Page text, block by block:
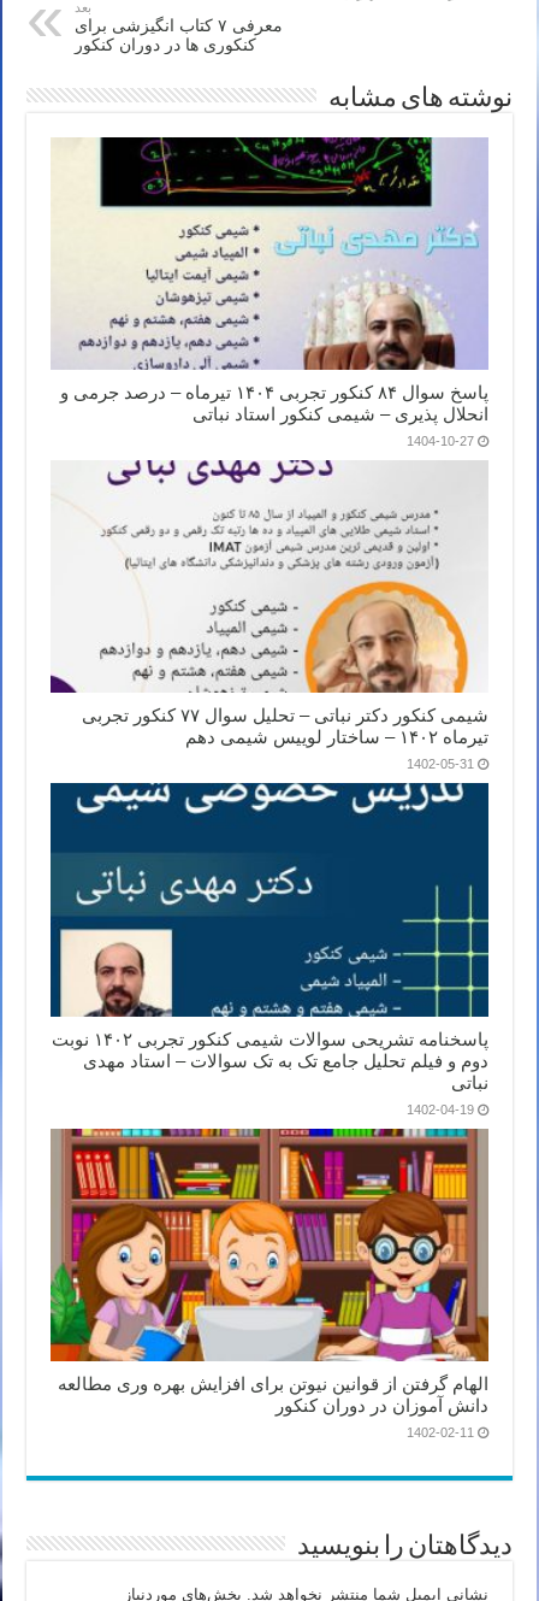
بعد
معرفی ۷ کتاب انگیزشی برای
کنکوری ها در دوران کنکور
نوشته های مشابه
پاسخ سوال ۸۴ کنکور تجربی ۱۴۰۴ تیرماه – درصد جرمی و
انحلال پذیری – شیمی کنکور استاد نباتی
1404-10-27
شیمی کنکور دکتر نباتی – تحلیل سوال ۷۷ کنکور تجربی
تیرماه ۱۴۰۲ – ساختار لوییس شیمی دهم
1402-05-31
پاسخنامه تشریحی سوالات شیمی کنکور تجربی ۱۴۰۲ نوبت
دوم و فیلم تحلیل جامع تک به تک سوالات – استاد مهدی
نباتی
1402-04-19
الهام گرفتن از قوانین نیوتن برای افزایش بهره وری مطالعه
دانش آموزان در دوران کنکور
1402-02-11
دیدگاهتان را بنویسید
نشانی ایمیل شما منتشر نخواهد شد. بخش‌های موردنیاز